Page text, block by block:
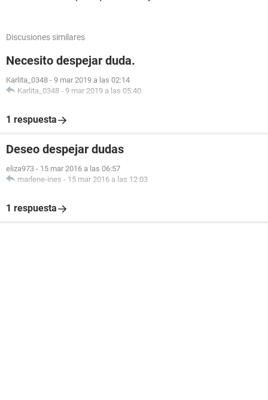
Discusiones similares
Necesito despejar duda.
Karlita_0348 - 9 mar 2019 a las 02:14
Karlita_0348 - 9 mar 2019 a las 05:40
1 respuesta
Deseo despejar dudas
eliza973 - 15 mar 2016 a las 06:57
marlene-ines - 15 mar 2016 a las 12:03
1 respuesta